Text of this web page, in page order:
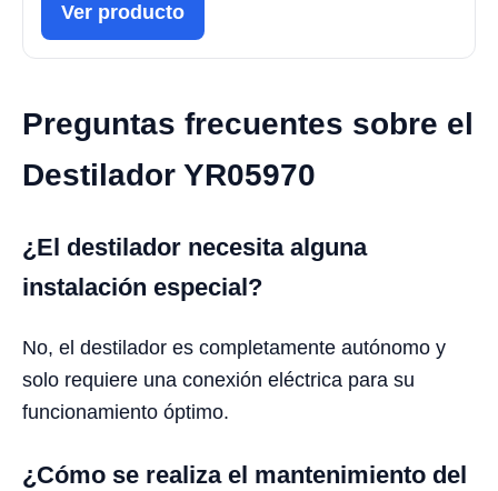
Ver producto
Preguntas frecuentes sobre el
Destilador YR05970
¿El destilador necesita alguna
instalación especial?
No, el destilador es completamente autónomo y
solo requiere una conexión eléctrica para su
funcionamiento óptimo.
¿Cómo se realiza el mantenimiento del